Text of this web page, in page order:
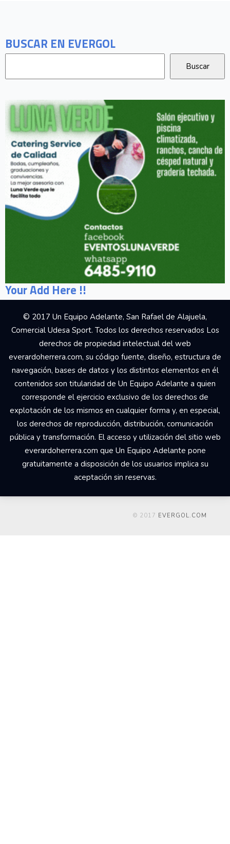
BUSCAR EN EVERGOL
Your Add Here !!
© 2017 Un Equipo Adelante, San Rafael de Alajuela,
Comercial Udesa Sport. Todos los derechos reservados Los
derechos de propiedad intelectual del web
everardoherrera.com, su código fuente, diseño, estructura de
navegación, bases de datos y los distintos elementos en él
contenidos son titularidad de Un Equipo Adelante a quien
corresponde el ejercicio exclusivo de los derechos de
explotación de los mismos en cualquier forma y, en especial,
los derechos de reproducción, distribución, comunicación
pública y transformación. El acceso y utilización del sitio web
everardoherrera.com que Un Equipo Adelante pone
gratuitamente a disposición de los usuarios implica su
aceptación sin reservas.
© 2017 EVERGOL.COM